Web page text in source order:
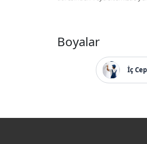
Boyalar
İç